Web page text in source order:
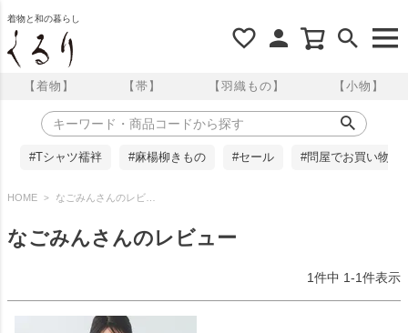
着物と和の暮らし
【着物】 【帯】 【羽織もの】 【小物】
#Tシャツ襦袢 #麻楊柳きもの #セール #問屋でお買い物
HOME なごみんさんのレビュー
なごみんさんのレビュー
1件中 1-1件表示